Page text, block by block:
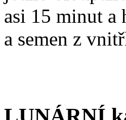
asi 15 minut a
a semen z